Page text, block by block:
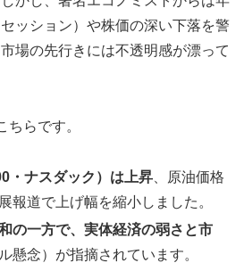
ッション）や株価の深い下落を警
場の先行きには不透明感が漂って
らです。
・ナスダック）は上昇 、原油価格
報道で上げ幅を縮小しました。
の一方で、実体経済の弱さと市
ル懸念）が指摘されています。